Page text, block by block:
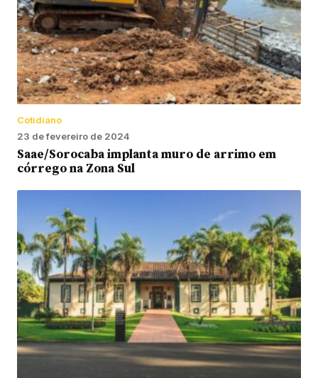
Cotidiano
23 de fevereiro de 2024
Saae/Sorocaba implanta muro de arrimo em
córrego na Zona Sul